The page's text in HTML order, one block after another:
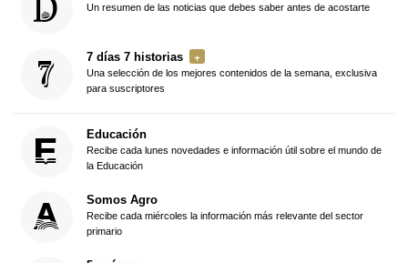
Un resumen de las noticias que debes saber antes de acostarte
7 días 7 historias
Una selección de los mejores contenidos de la semana, exclusiva
para suscriptores
Educación
Recibe cada lunes novedades e información útil sobre el mundo de
la Educación
Somos Agro
Recibe cada miércoles la información más relevante del sector
primario